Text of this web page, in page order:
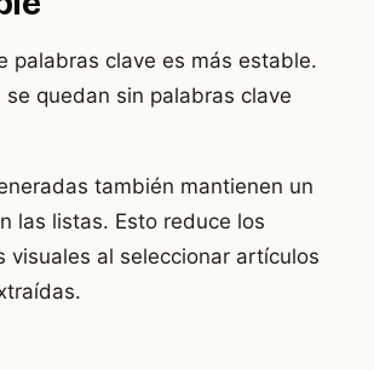
palabras clave es más estable.
quedan sin palabras clave
también mantienen un
las listas. Esto reduce los
visuales al seleccionar artículos